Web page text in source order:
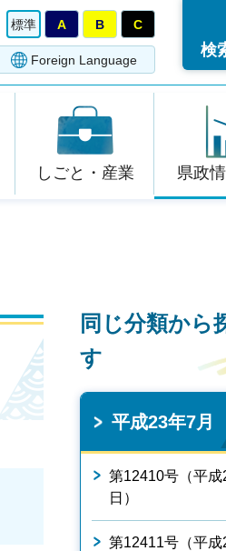
標準 A B C
Foreign Language
検
しごと・産業 県政
同じ分類から
す
平成23年7月
第12410号（平
日）
第12411号（平